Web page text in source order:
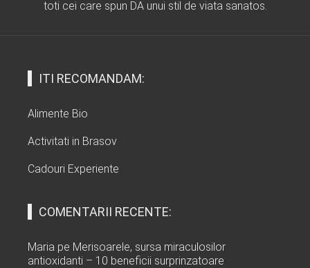
toti cei care spun DA unui stil de viata sanatos.
ITI RECOMANDAM:
Alimente Bio
Activitati in Brasov
Cadouri Experiente
COMENTARII RECENTE:
Maria pe Merisoarele, sursa miraculosilor
antioxidanti – 10 beneficii surprinzatoare